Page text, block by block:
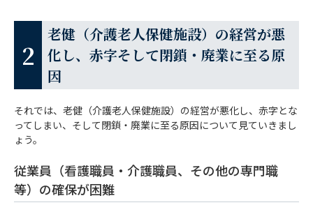
却）という選択を！
まとめ
老健（介護老人保健施設）の経営が悪
化し、赤字そして閉鎖・廃業に至る原
因
それでは、老健（介護老人保健施設）の経営が悪化し、赤字とな
ってしまい、そして閉鎖・廃業に至る原因について見ていきまし
ょう。
従業員（看護職員・介護職員、その他の専門職
等）の確保が困難